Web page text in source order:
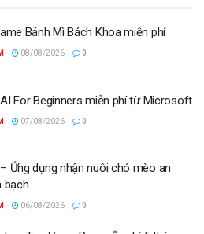
Bánh Mì Bách Khoa miễn phí
08/08/2026 0
For Beginners miễn phí từ Microsoft
07/08/2026 0
Ứng dụng nhận nuôi chó mèo an
bạch
06/08/2026 0